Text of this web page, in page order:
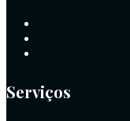
Serviços